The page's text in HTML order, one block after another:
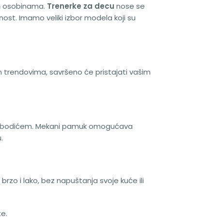
osobinama. Trenerke za decu nose se
Imamo veliki izbor modela koji su
trendovima, savršeno će pristajati vašim
Mekani pamuk omogućava
i lako, bez napuštanja svoje kuće ili